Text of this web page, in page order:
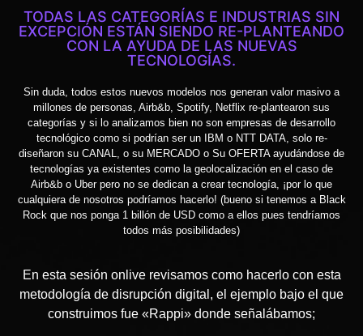
TODAS LAS CATEGORÍAS E INDUSTRIAS SIN
EXCEPCIÓN ESTÁN SIENDO RE-PLANTEANDO
CON LA AYUDA DE LAS NUEVAS
TECNOLOGÍAS.
Sin duda, todos estos nuevos modelos nos generan valor masivo a
millones de personas, Airb&b, Spotify, Netflix re-plantearon sus
categorías y si lo analizamos bien no son empresas de desarrollo
tecnológico como si podrían ser un IBM o NTT DATA, solo re-
diseñaron su CANAL, o su MERCADO o Su OFERTA ayudándose de
tecnologías ya existentes como la geolocalización en el caso de
Airb&b o Uber pero no se dedican a crear tecnología, ¡por lo que
cualquiera de nosotros podríamos hacerlo! (bueno si tenemos a Black
Rock que nos ponga 1 billón de USD como a ellos pues tendríamos
todos más posibilidades)
En esta sesión onlive revisamos como hacerlo con esta
metodología de disrupción digital, el ejemplo bajo el que
construimos fue «Rappi» donde señalábamos;